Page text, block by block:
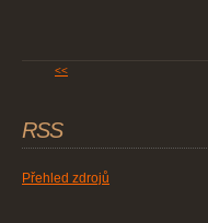
<<
RSS
Přehled zdrojů